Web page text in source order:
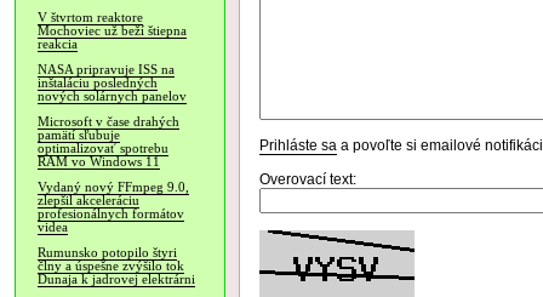
V štvrtom reaktore
Mochoviec už beží štiepna
reakcia
NASA pripravuje ISS na
inštaláciu posledných
nových solárnych panelov
Microsoft v čase drahých
pamätí sľubuje
optimalizovať spotrebu
RAM vo Windows 11
Vydaný nový FFmpeg 9.0,
zlepšil akceleráciu
profesionálnych formátov
videa
Rumunsko potopilo štyri
člny a úspešne zvýšilo tok
Dunaja k jadrovej elektrárni
Prihláste sa a povoľte si emailové
Overovací text: